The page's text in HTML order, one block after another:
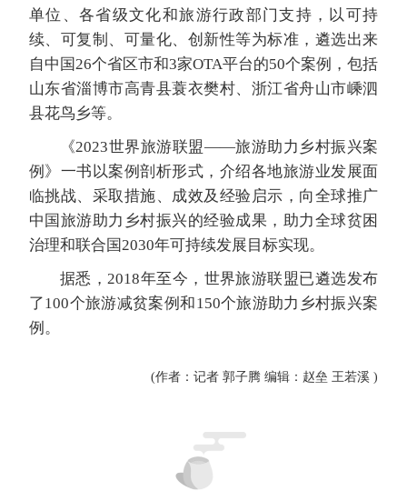
单位、各省级文化和旅游行政部门支持，以可持
续、可复制、可量化、创新性等为标准，遴选出来
自中国26个省区市和3家OTA平台的50个案例，包括
山东省淄博市高青县蓑衣樊村、浙江省舟山市嵊泗
县花鸟乡等。
《2023世界旅游联盟——旅游助力乡村振兴案
例》一书以案例剖析形式，介绍各地旅游业发展面
临挑战、采取措施、成效及经验启示，向全球推广
中国旅游助力乡村振兴的经验成果，助力全球贫困
治理和联合国2030年可持续发展目标实现。
据悉，2018年至今，世界旅游联盟已遴选发布
了100个旅游减贫案例和150个旅游助力乡村振兴案
例。
(作者：记者 郭子腾 编辑：赵垒 王若溪 )